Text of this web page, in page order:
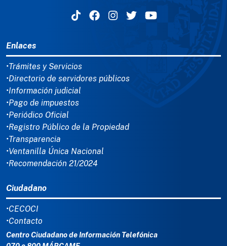
Enlaces
•Trámites y Servicios
•Directorio de servidores públicos
•Información judicial
•Pago de impuestos
•Periódico Oficial
•Registro Público de la Propiedad
•Transparencia
•Ventanilla Única Nacional
•Recomendación 21/2024
Ciudadano
•CECOCI
•Contacto
Centro Ciudadano de Información Telefónica